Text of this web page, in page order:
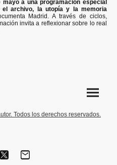
mayo a una programación especial
archivo, la utopía y la memoria
Madrid. A través de ciclos,
invita a reflexionar sobre lo real
Todos los derechos reservados.